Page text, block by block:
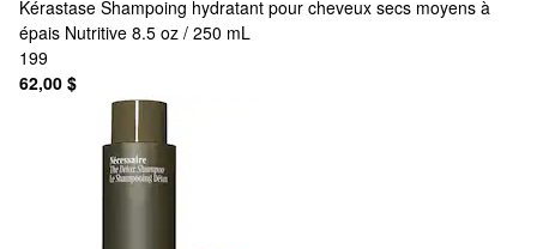
Kérastase Shampoing hydratant pour cheveux secs moyens à
épais Nutritive 8.5 oz / 250 mL
199
62,00 $